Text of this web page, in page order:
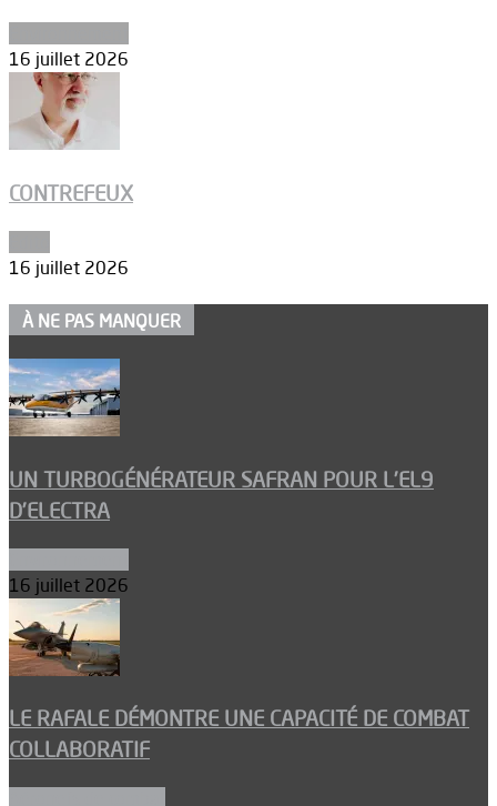
16 juillet 2026
CONTREFEUX
16 juillet 2026
À NE PAS MANQUER
UN TURBOGÉNÉRATEUR SAFRAN POUR L’EL9
D’ELECTRA
16 juillet 2026
LE RAFALE DÉMONTRE UNE CAPACITÉ DE COMBAT
COLLABORATIF